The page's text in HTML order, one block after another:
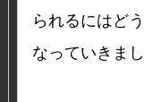
られるにはど
なっていきまし